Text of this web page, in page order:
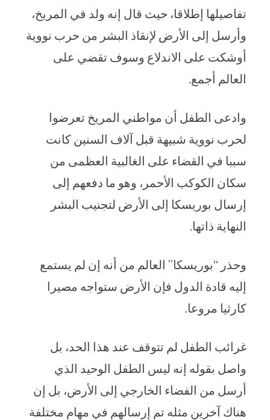
تفاصيلها إطلاقا، حيث قال إنه ولد في المريخ،
وأرسل إلى الأرض لإنقاذ البشر من حرب نووية
أوشكت على الاندلاع وسوف تقضي على
العالم أجمع.
وادعى الطفل أن مواطني المريخ تعرضوا
لحرب نووية شبيهة قبل آلاف السنين كانت
سببا في القضاء على الغالبية العظمى من
سكان الكوكب الأحمر، وهو ما دفعهم إلى
إرسال بوريسكا إلى الأرض لتجنيب البشر
النهاية ذاتها.
وحذر “بوريسكا” العالم من أنه إن لم يستمع
إليه قادة الدول فإن الأرض ستواجه مصيرا
كارثيا مروعا.
غرائب الطفل لم تتوقف عند هذا الحد، بل
واصل بقوله إنه ليس الطفل الوحيد الذي
أرسل من الفضاء الخارجي إلى الأرض، بل إن
هناك آخرين مثله تم إرسالهم في مهام مختلفة